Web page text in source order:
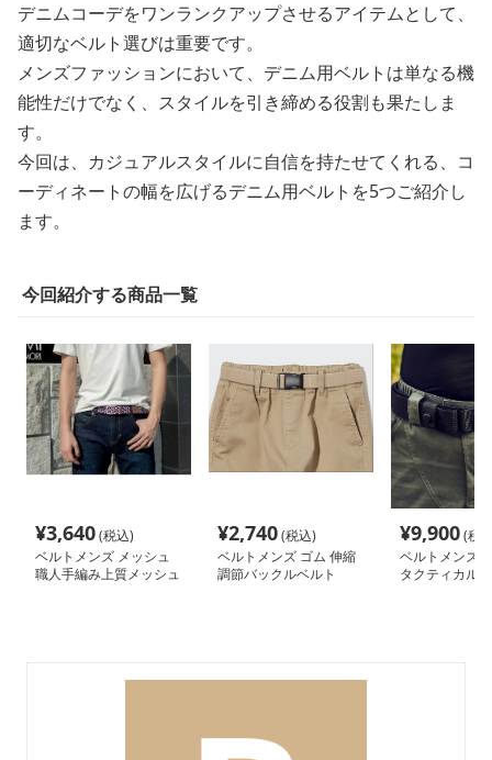
デニムコーデをワンランクアップさせるアイテムとして、
適切なベルト選びは重要です。
メンズファッションにおいて、デニム用ベルトは単なる機
能性だけでなく、スタイルを引き締める役割も果たしま
す。
今回は、カジュアルスタイルに自信を持たせてくれる、コ
ーディネートの幅を広げるデニム用ベルトを5つご紹介し
ます。
今回紹介する商品一覧
¥3,640(税込)
ベルトメンズ メッシュ
職人手編み上質メッシュ
¥2,740(税込)
ベルトメンズ ゴム 伸縮
調節バックルベルト
¥9,900(税
ベルトメンズ
タクティカル